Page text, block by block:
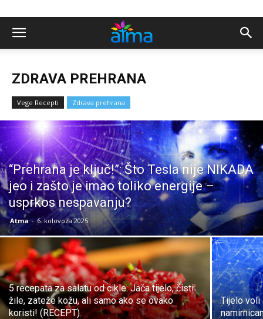
ZDRAVA PREHRANA
Vege Recepti Zdrava prehrana
“Prehrana je ključ!”: Što Tesla nije NIKADA
jeo i zašto je imao toliko energije –
usprkos nespavanju?
Atma - 6. kolovoza 2025.
5 recepata za salatu od cikle: Jača tijelo, čisti
žile, zateže kožu, ali samo ako se ovako
koristi! (RECEPT)
Tijelo voli